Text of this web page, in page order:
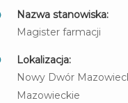
Nazwa stanowiska:
Magister farmacji
Lokalizacja:
Nowy Dwór
Mazowieckie